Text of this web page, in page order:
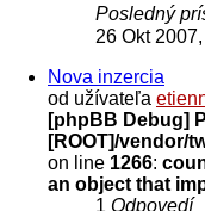
Posledný
26 Okt
Nova inzercia
od užívateľa
[phpBB Debug]
[ROOT]/vendor/
on line 1266:
an object that
1 Odpovedí